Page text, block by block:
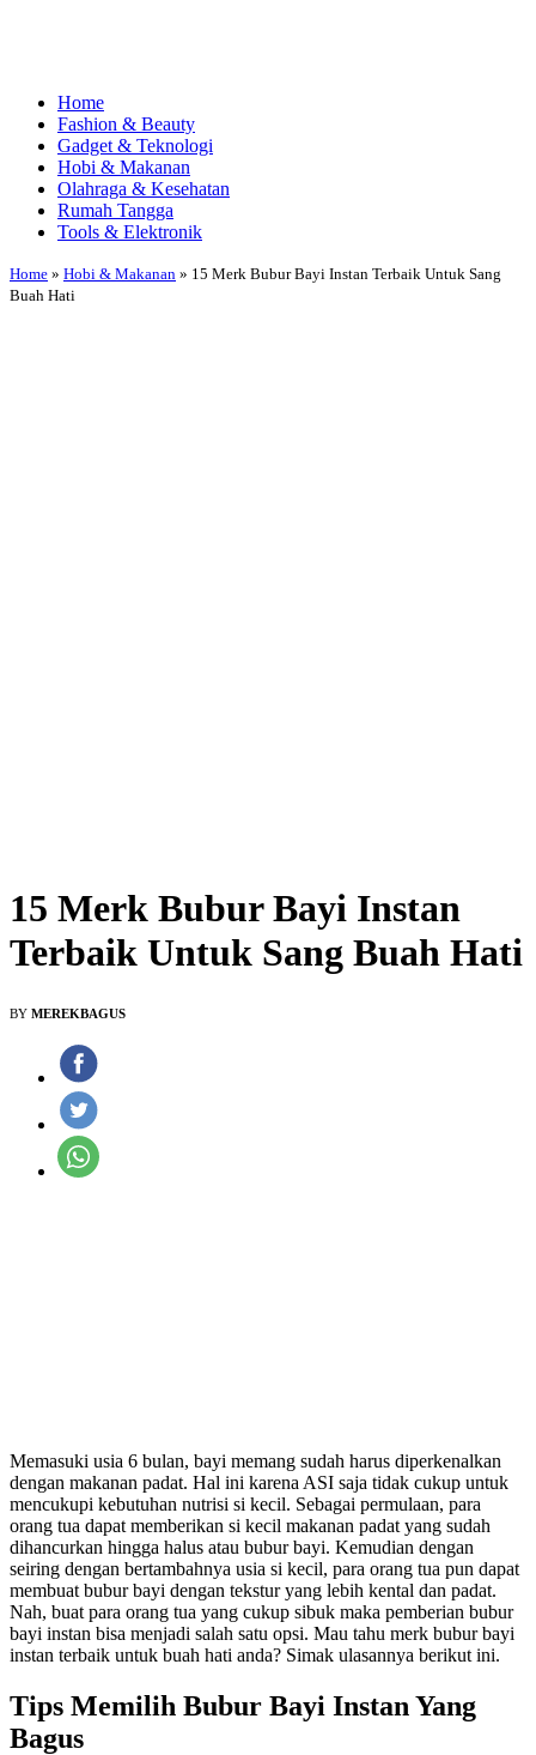
Home
Fashion & Beauty
Gadget & Teknologi
Hobi & Makanan
Olahraga & Kesehatan
Rumah Tangga
Tools & Elektronik
Home » Hobi & Makanan » 15 Merk Bubur Bayi Instan Terbaik Untuk Sang
Buah Hati
15 Merk Bubur Bayi Instan
Terbaik Untuk Sang Buah Hati
BY MEREKBAGUS
Memasuki usia 6 bulan, bayi memang sudah harus diperkenalkan
dengan makanan padat. Hal ini karena ASI saja tidak cukup untuk
mencukupi kebutuhan nutrisi si kecil. Sebagai permulaan, para
orang tua dapat memberikan si kecil makanan padat yang sudah
dihancurkan hingga halus atau bubur bayi. Kemudian dengan
seiring dengan bertambahnya usia si kecil, para orang tua pun dapat
membuat bubur bayi dengan tekstur yang lebih kental dan padat.
Nah, buat para orang tua yang cukup sibuk maka pemberian bubur
bayi instan bisa menjadi salah satu opsi. Mau tahu merk bubur bayi
instan terbaik untuk buah hati anda? Simak ulasannya berikut ini.
Tips Memilih Bubur Bayi Instan Yang
Bagus